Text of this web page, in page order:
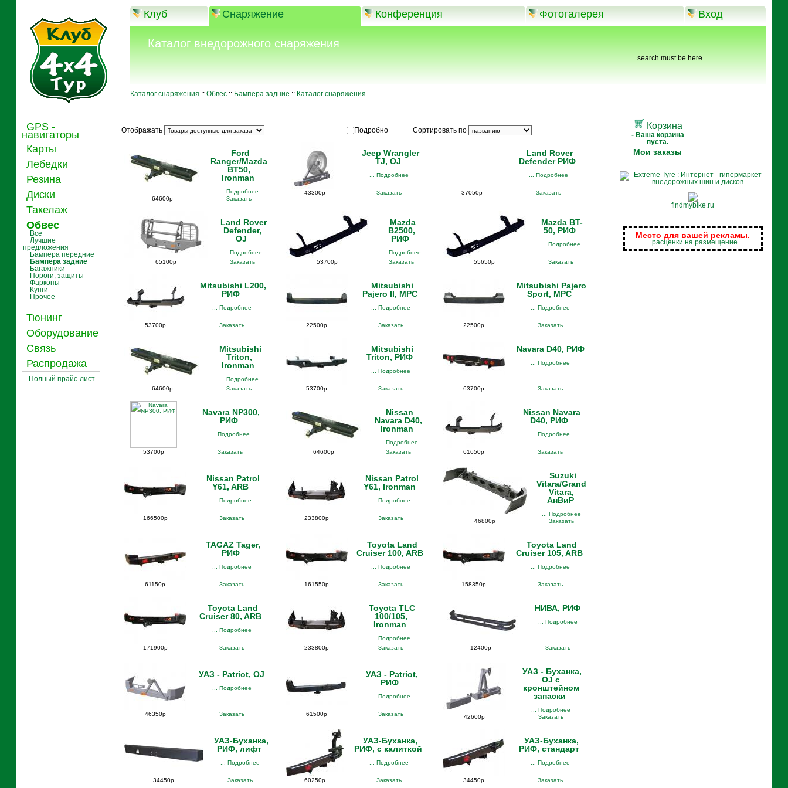
Клуб Снаряжение Конференция Фотогалерея Вход
Каталог внедорожного снаряжения
search must be here
Каталог снаряжения :: Обвес:: Бампера задние :: Каталог снаряжения
GPS -
навигаторы
Карты
Лебедки
Резина
Диски
Такелаж
Обвес
Все
Лучшие
предложения
Бампера передние
Бампера задние
Багажники
Пороги, защиты
Фаркопы
Кунги
Прочее
Тюнинг
Оборудование
Связь
Распродажа
Полный прайс-лист
Отображать Подробно Сортировать по
Ford
Ranger/Mazda
BT50,
Ironman
... Подробнее
64600р
Заказать
Jeep Wrangler
TJ, OJ
... Подробнее
43300р Заказать
Land Rover
Defender РИФ
... Подробнее
37050р Заказать
Land Rover
Defender,
OJ
... Подробнее
65100р
Заказать
Mazda
B2500,
РИФ
... Подробнее
53700р
Заказать
Mazda BT-
50, РИФ
... Подробнее
55650р Заказать
Mitsubishi L200,
РИФ
... Подробнее
53700р Заказать
Mitsubishi
Pajero II, MPC
... Подробнее
22500р Заказать
Mitsubishi Pajero
Sport, MPC
... Подробнее
22500р Заказать
Mitsubishi
Triton,
Ironman
... Подробнее
64600р
Заказать
Mitsubishi
Triton, РИФ
... Подробнее
53700р Заказать
Navara D40, РИФ
... Подробнее
63700р Заказать
Navara NP300,
РИФ
... Подробнее
53700р Заказать
Nissan
Navara D40,
Ironman
... Подробнее
64600р
Заказать
Nissan Navara
D40, РИФ
... Подробнее
61650р Заказать
Nissan Patrol
Y61, ARB
... Подробнее
166500р Заказать
Nissan Patrol
Y61, Ironman
... Подробнее
233800р Заказать
Suzuki
Vitara/Grand
Vitara,
АнВиР
... Подробнее
46800р
Заказать
TAGAZ Tager,
РИФ
... Подробнее
61150р Заказать
Toyota Land
Cruiser 100, ARB
... Подробнее
161550р Заказать
Toyota Land
Cruiser 105, ARB
... Подробнее
158350р Заказать
Toyota Land
Cruiser 80, ARB
... Подробнее
171900р Заказать
Toyota TLC
100/105,
Ironman
... Подробнее
233800р
Заказать
НИВА, РИФ
... Подробнее
12400р Заказать
УАЗ - Patriot, OJ
... Подробнее
46350р Заказать
УАЗ - Patriot,
РИФ
... Подробнее
61500р Заказать
УАЗ - Буханка,
OJ с
кронштейном
запаски
... Подробнее
42600р
Заказать
УАЗ-Буханка,
РИФ, лифт
... Подробнее
34450р Заказать
УАЗ-Буханка,
РИФ, с калиткой
... Подробнее
60250р Заказать
УАЗ-Буханка,
РИФ, стандарт
... Подробнее
34450р Заказать
Корзина
- Ваша корзина
пуста.
Мои заказы
findmybike.ru
Место для вашей рекламы.
расценки на размещение.